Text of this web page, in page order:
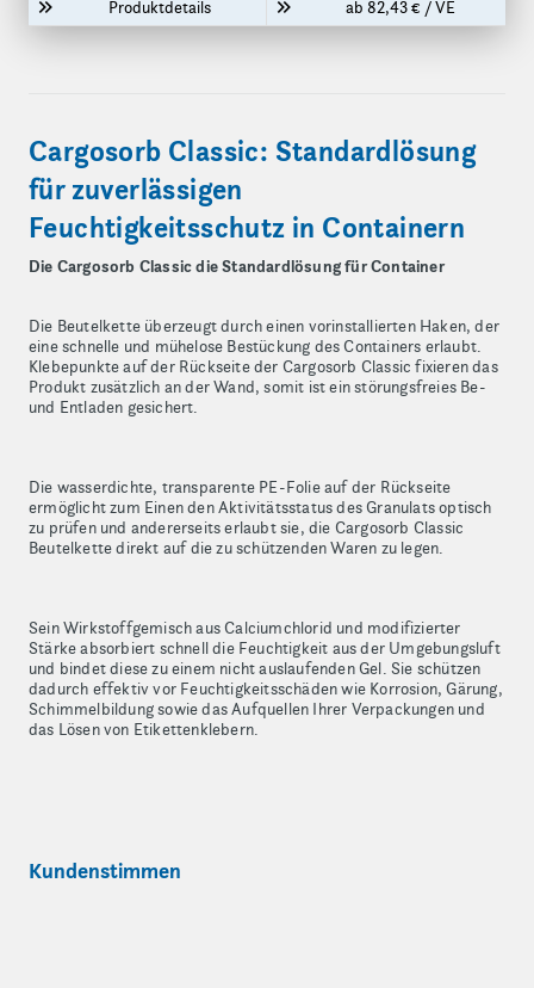
Produktdetails ab 82,43 € / VE
Cargosorb Classic: Standardlösung
für zuverlässigen
Feuchtigkeitsschutz in Containern
Die Cargosorb Classic die Standardlösung für Container
Die Beutelkette überzeugt durch einen vorinstallierten Haken, der
eine schnelle und mühelose Bestückung des Containers erlaubt.
Klebepunkte auf der Rückseite der Cargosorb Classic fixieren das
Produkt zusätzlich an der Wand, somit ist ein störungsfreies Be-
und Entladen gesichert.
Die wasserdichte, transparente PE-Folie auf der Rückseite
ermöglicht zum Einen den Aktivitätsstatus des Granulats optisch
zu prüfen und andererseits erlaubt sie, die Cargosorb Classic
Beutelkette direkt auf die zu schützenden Waren zu legen.
Sein Wirkstoffgemisch aus Calciumchlorid und modifizierter
Stärke absorbiert schnell die Feuchtigkeit aus der Umgebungsluft
und bindet diese zu einem nicht auslaufenden Gel. Sie schützen
dadurch effektiv vor Feuchtigkeitsschäden wie Korrosion, Gärung,
Schimmelbildung sowie das Aufquellen Ihrer Verpackungen und
das Lösen von Etikettenklebern.
Kundenstimmen